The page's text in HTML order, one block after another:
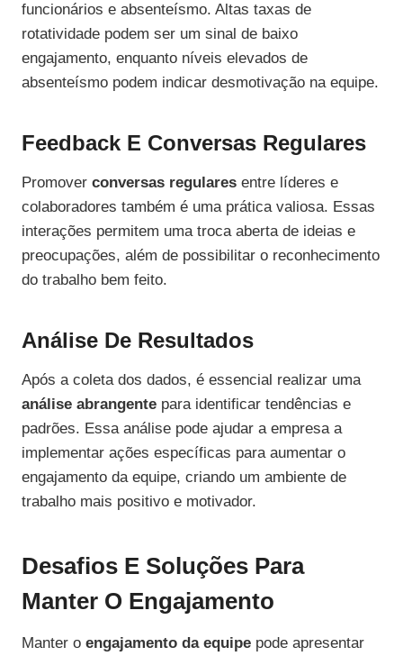
funcionários e absenteísmo. Altas taxas de
rotatividade podem ser um sinal de baixo
engajamento, enquanto níveis elevados de
absenteísmo podem indicar desmotivação na equipe.
Feedback E Conversas Regulares
Promover conversas regulares entre líderes e
colaboradores também é uma prática valiosa. Essas
interações permitem uma troca aberta de ideias e
preocupações, além de possibilitar o reconhecimento
do trabalho bem feito.
Análise De Resultados
Após a coleta dos dados, é essencial realizar uma
análise abrangente para identificar tendências e
padrões. Essa análise pode ajudar a empresa a
implementar ações específicas para aumentar o
engajamento da equipe, criando um ambiente de
trabalho mais positivo e motivador.
Desafios E Soluções Para
Manter O Engajamento
Manter o engajamento da equipe pode apresentar